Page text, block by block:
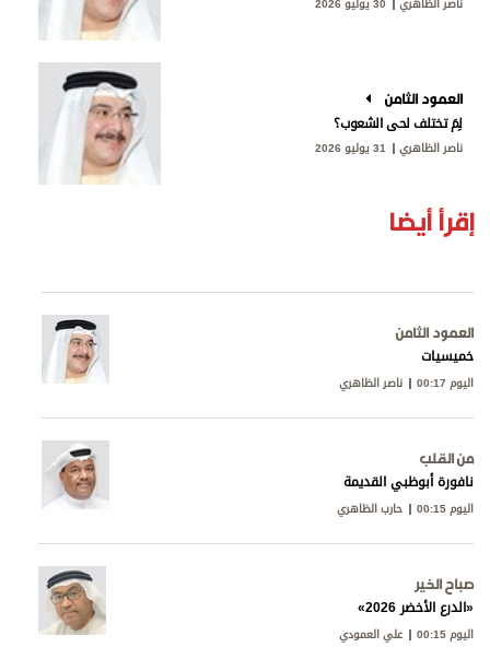
العمود الثامن
لِمَ تختلف لحى الشعوب؟
ناصر الظاهري 31 يوليو 2026
إقرأ أيضا
العمود الثامن
خميسيات
اليوم 00:17 ناصر الظاهري
من القلب
نافورة أبوظبي القديمة
اليوم 00:15 حارب الظاهري
صباح الخير
«الدرع الأخضر 2026»
اليوم 00:15 علي العمودي